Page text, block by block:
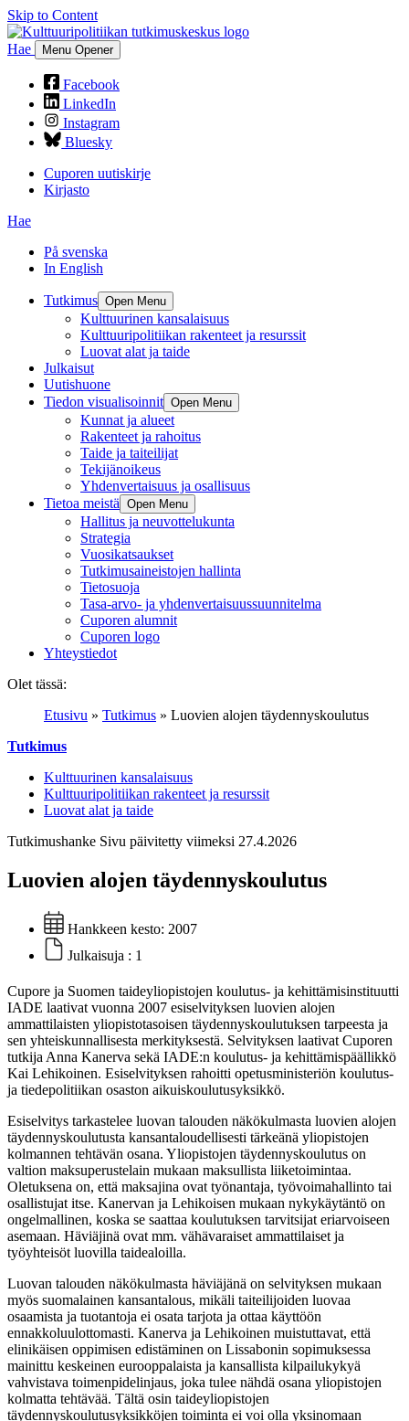
Skip to Content
Hae Menu Opener
Facebook
LinkedIn
Instagram
Bluesky
Cuporen uutiskirje
Kirjasto
Hae
På svenska
In English
Tutkimus Open Menu
Kulttuurinen kansalaisuus
Kulttuuripolitiikan rakenteet ja resurssit
Luovat alat ja taide
Julkaisut
Uutishuone
Tiedon visualisoinnit Open Menu
Kunnat ja alueet
Rakenteet ja rahoitus
Taide ja taiteilijat
Tekijänoikeus
Yhdenvertaisuus ja osallisuus
Tietoa meistä Open Menu
Hallitus ja neuvottelukunta
Strategia
Vuosikatsaukset
Tutkimusaineistojen hallinta
Tietosuoja
Tasa-arvo- ja yhdenvertaisuussuunnitelma
Cuporen alumnit
Cuporen logo
Yhteystiedot
Olet tässä:
Etusivu » Tutkimus » Luovien alojen täydennyskoulutus
Tutkimus
Kulttuurinen kansalaisuus
Kulttuuripolitiikan rakenteet ja resurssit
Luovat alat ja taide
Tutkimushanke Sivu päivitetty viimeksi 27.4.2026
Luovien alojen täydennyskoulutus
Hankkeen kesto: 2007
Julkaisuja : 1
Cupore ja Suomen taideyliopistojen koulutus- ja kehittämisinstituutti
IADE laativat vuonna 2007 esiselvityksen luovien alojen
ammattilaisten yliopistotasoisen täydennyskoulutuksen tarpeesta ja
sen yhteiskunnallisesta merkityksestä. Selvityksen laativat Cuporen
tutkija Anna Kanerva sekä IADE:n koulutus- ja kehittämispäällikkö
Kai Lehikoinen. Esiselvityksen rahoitti opetusministeriön koulutus-
ja tiedepolitiikan osaston aikuiskoulutusyksikkö.
Esiselvitys tarkastelee luovan talouden näkökulmasta luovien alojen
täydennyskoulutusta kansantaloudellisesti tärkeänä yliopistojen
kolmannen tehtävän osana. Yliopistojen täydennyskoulutus on
valtion maksuperustelain mukaan maksullista liiketoimintaa.
Oletuksena on, että maksajina ovat työnantaja, työvoimahallinto tai
osallistujat itse. Kanervan ja Lehikoisen mukaan nykykäytäntö on
ongelmallinen, koska se saattaa koulutuksen tarvitsijat eriarvoiseen
asemaan. Häviäjinä ovat mm. vähävaraiset ammattilaiset ja
työyhteisöt luovilla taidealoilla.
Luovan talouden näkökulmasta häviäjänä on selvityksen mukaan
myös suomalainen kansantalous, mikäli taiteilijoiden luovaa
osaamista ja tuotantoja ei osata tarjota ja ottaa käyttöön
ennakkoluulottomasti. Kanerva ja Lehikoinen muistuttavat, että
elinikäisen oppimisen edistäminen on Lissabonin sopimuksessa
mainittu keskeinen eurooppalaista ja kansallista kilpailukykyä
vahvistava toimenpidelinjaus, joka tulee nähdä osana yliopistojen
kolmatta tehtävää. Tältä osin taideyliopistojen
täydennyskoulutusyksikköjen toiminta ei voi olla yksinomaan